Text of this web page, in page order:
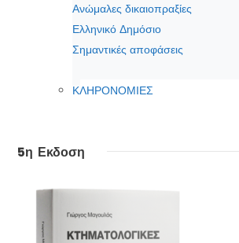
Ανώμαλες δικαιοπραξίες
Ελληνικό Δημόσιο
Σημαντικές αποφάσεις
ΚΛΗΡΟΝΟΜΙΕΣ
5η Εκδοση